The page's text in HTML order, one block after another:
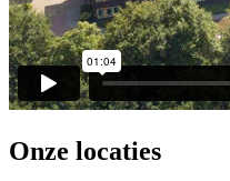
Onze locaties